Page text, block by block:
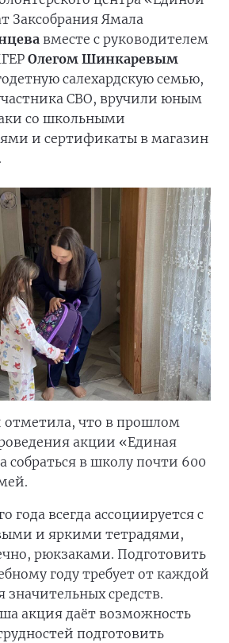
Заксобрания Ямала
вместе с руководителем
Олегом Шинкаревым
салехардскую семью,
СВО, вручили юным
со школьными
и сертификаты в магазин
что в прошлом
акции «Единая
собраться в школу почти 600
года всегда ассоциируется с
и яркими тетрадями,
рюкзаками. Подготовить
году требует от каждой
средств.
акция даёт возможность
подготовить